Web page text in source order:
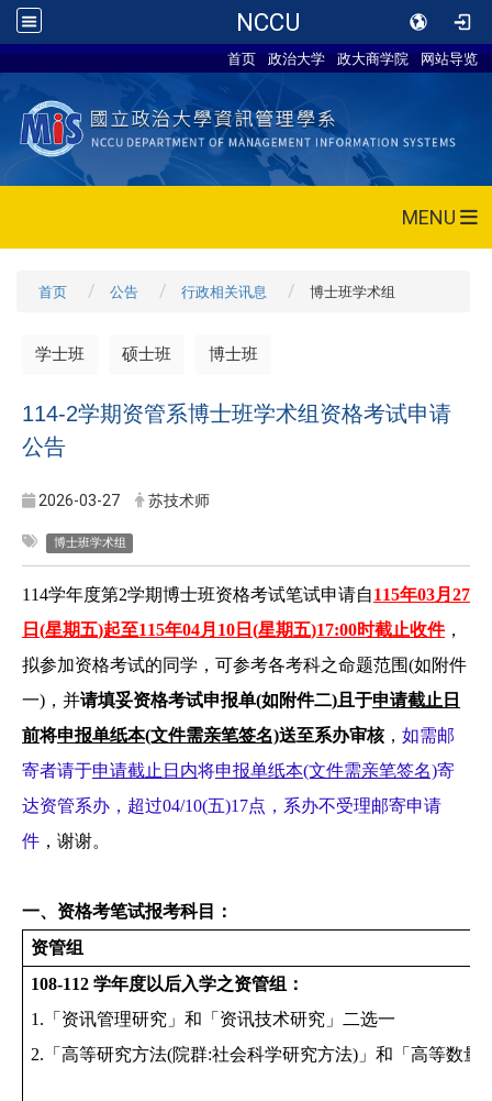
NCCU
首页 政治大学 政大商学院 网站导览
MENU
首页 公告 行政相关讯息 博士班学术组
学士班 硕士班 博士班
114-2学期资管系博士班学术组资格考试申请
公告
2026-03-27 苏技术师
博士班学术组
114学年度第2学期博士班资格考试笔试申请自115年03月 27
日 (星期五)起至115年04月10日 (星期五)17:00时截止收件，
拟参加资格考试的同学，可参考各考科之命题范围(如附件
一)，并请填妥资格考试申报单(如附件二) 且于申请截止日
前将申报单纸本(文件需亲笔签名)送至系办审核 ， 如需邮
寄者请于申请截止日内将申报单纸本(文件需亲笔签名)寄
达资管系办，超过04/10(五)17点，系办不受理邮寄申请
件 ，谢谢。
一、资格考笔试报考科目：
资管组
108-112 学年度以后入学之资管组：
1. 「资讯管理研究」和「资讯技术研究」二选一
2. 「高等研究方法(院群:社会科学研究方法) 」和「高等数量